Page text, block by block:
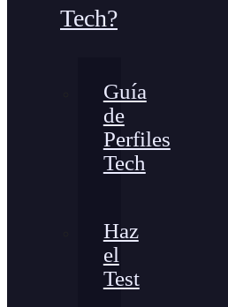
Tech?
Guía
de
Perfiles
Tech
Haz
el
Test